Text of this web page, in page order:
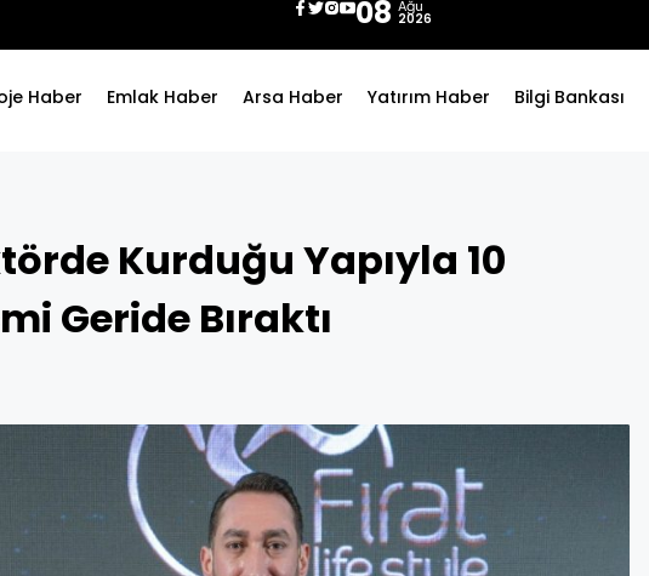
08 Ağu
2026
Haber Emlak Haber Arsa Haber Yatırım Haber Bilgi Bankası
Kurduğu Yapıyla 10
Geride Bıraktı